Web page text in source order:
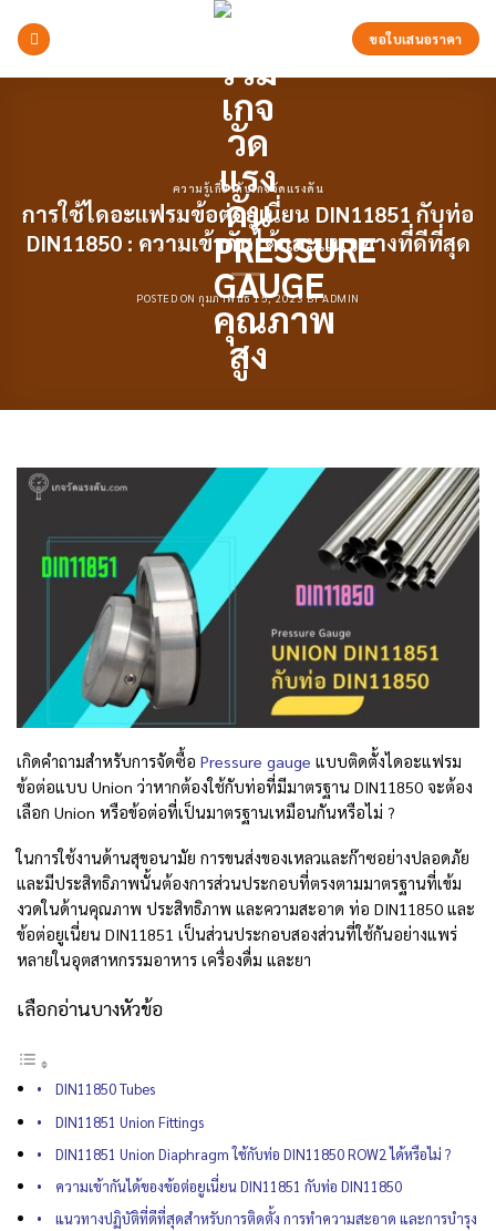
content
ขอใบเสนอราคา
ความรู้เกี่ยวกับเกจวัดแรงดัน
การใช้ไดอะแฟรมข้อต่อยูเนี่ยน DIN11851 กับท่อ
DIN11850 : ความเข้ากันได้และแนวทางที่ดีที่สุด
POSTED ON กุมภาพันธ์ 15, 2023 BYADMIN
เกิดคำถามสำหรับการจัดซื้อ Pressure gauge แบบติดตั้งไดอะแฟรม
ข้อต่อแบบ Union ว่าหากต้องใช้กับท่อที่มีมาตรฐาน DIN11850 จะต้อง
เลือก Union หรือข้อต่อที่เป็นมาตรฐานเหมือนกันหรือไม่ ?
ในการใช้งานด้านสุขอนามัย การขนส่งของเหลวและก๊าซอย่างปลอดภัย
และมีประสิทธิภาพนั้นต้องการส่วนประกอบที่ตรงตามมาตรฐานที่เข้ม
งวดในด้านคุณภาพ ประสิทธิภาพ และความสะอาด ท่อ DIN11850 และ
ข้อต่อยูเนี่ยน DIN11851 เป็นส่วนประกอบสองส่วนที่ใช้กันอย่างแพร่
หลายในอุตสาหกรรมอาหาร เครื่องดื่ม และยา
เลือกอ่านบางหัวข้อ
DIN11850 Tubes
DIN11851 Union Fittings
DIN11851 Union Diaphragm ใช้กับท่อ DIN11850 ROW2 ได้หรือไม่ ?
ความเข้ากันได้ของข้อต่อยูเนี่ยน DIN11851 กับท่อ DIN11850
แนวทางปฏิบัติที่ดีที่สุดสำหรับการติดตั้ง การทำความสะอาด และการบำรุง